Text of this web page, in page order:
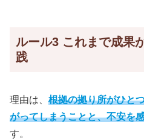
ルール3 これまで成果
践
理由は、 根拠の拠り所がひと
がってしまうことと、不安を
す。